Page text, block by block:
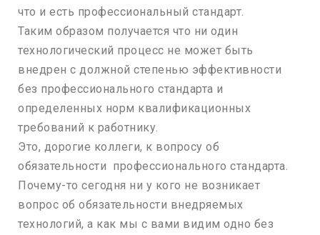
что и есть профессиональный стандарт.
Таким образом получается что ни один
технологический процесс не может быть
внедрен с должной степенью эффективности
без профессионального стандарта и
определенных норм квалификационных
требований к работнику.
Это, дорогие коллеги, к вопросу об
обязательности профессионального стандарта.
Почему-то сегодня ни у кого не возникает
вопрос об обязательности внедряемых
технологий, а как мы с вами видим одно без